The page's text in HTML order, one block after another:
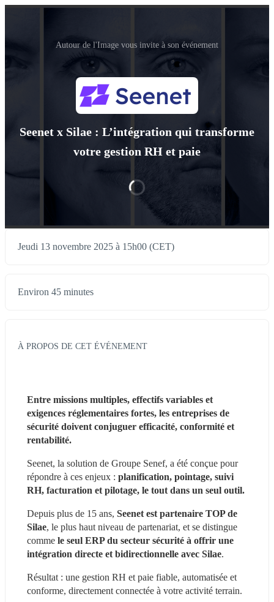
Autour de l'Image vous invite à son événement
Seenet x Silae : L’intégration qui transforme
votre gestion RH et paie
Jeudi 13 novembre 2025 à 15h00 (CET)
Environ 45 minutes
À PROPOS DE CET ÉVÉNEMENT
Entre missions multiples, effectifs variables et
exigences réglementaires fortes, les entreprises de
sécurité doivent conjuguer efficacité, conformité et
rentabilité.
Seenet, la solution de Groupe Senef, a été conçue pour
répondre à ces enjeux : planification, pointage, suivi
RH, facturation et pilotage, le tout dans un seul outil.
Depuis plus de 15 ans, Seenet est partenaire TOP de
Silae, le plus haut niveau de partenariat, et se distingue
comme le seul ERP du secteur sécurité à offrir une
intégration directe et bidirectionnelle avec Silae.
Résultat : une gestion RH et paie fiable, automatisée et
conforme, directement connectée à votre activité terrain.